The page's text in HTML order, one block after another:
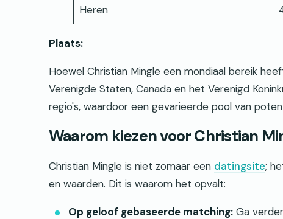
Heren
Plaats:
Hoewel Christian Mingle een mondiaal bereik
Verenigde Staten, Canada en het Verenigd
regio's, waardoor een gevarieerde pool van
Waarom kiezen voor Christian
Christian Mingle is niet zomaar een datingsite;
en waarden. Dit is waarom het opvalt:
Op geloof gebaseerde matching: Ga